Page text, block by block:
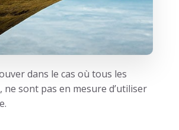
dans le cas où tous les
sont pas en mesure d’utiliser